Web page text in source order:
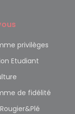
privilèges
Etudiant
de fidélité